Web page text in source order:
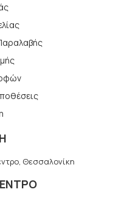
Θεσσαλονίκη